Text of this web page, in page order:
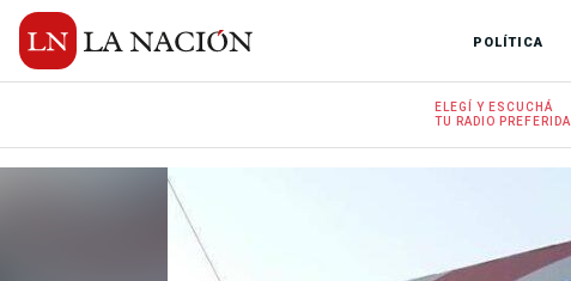
POLÍTICA
ELEGÍ Y ESCUCHÁ
TU RADIO PREFERIDA